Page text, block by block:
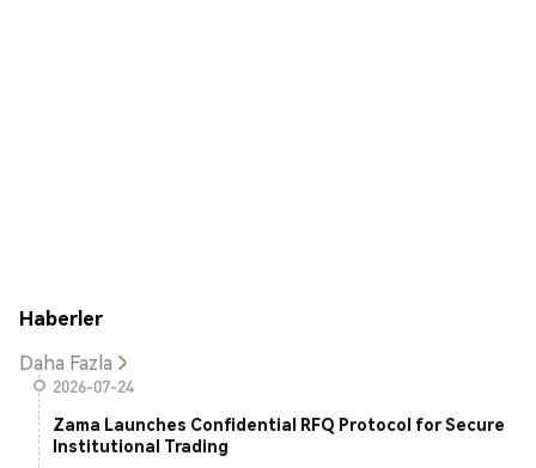
Haberler
Daha Fazla
2026-07-24
Zama Launches Confidential RFQ Protocol for Secure
Institutional Trading